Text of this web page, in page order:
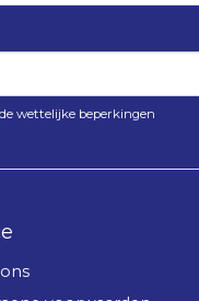
wettelijke beperkingen